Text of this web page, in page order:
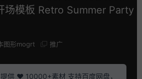
场模板 Retro Summer Party
图形mogrt 推广
提供 ❤️ 10000+素材 支持百度网盘，